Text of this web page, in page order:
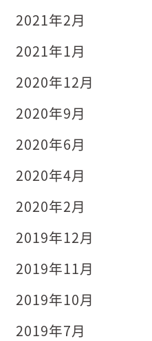
2021年2月
2021年1月
2020年12月
2020年9月
2020年6月
2020年4月
2020年2月
2019年12月
2019年11月
2019年10月
2019年7月